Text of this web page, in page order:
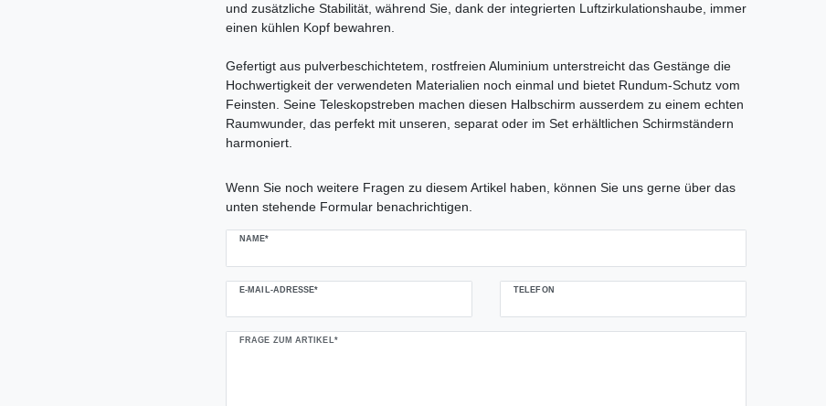
und zusätzliche Stabilität, während Sie, dank der integrierten Luftzirkulationshaube, immer
einen kühlen Kopf bewahren.
Gefertigt aus pulverbeschichtetem, rostfreien Aluminium unterstreicht das Gestänge die
Hochwertigkeit der verwendeten Materialien noch einmal und bietet Rundum-Schutz vom
Feinsten. Seine Teleskopstreben machen diesen Halbschirm ausserdem zu einem echten
Raumwunder, das perfekt mit unseren, separat oder im Set erhältlichen Schirmständern
harmoniert.
Wenn Sie noch weitere Fragen zu diesem Artikel haben, können Sie uns gerne über das
unten stehende Formular benachrichtigen.
NAME*
E-MAIL-ADRESSE* TELEFON
FRAGE ZUM ARTIKEL*